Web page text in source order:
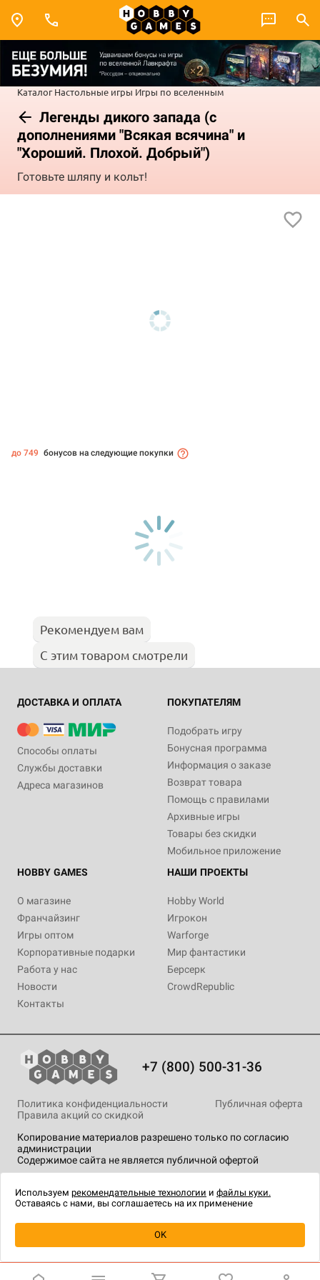
Каталог Настольные игры Игры по вселенным
Легенды дикого запада (с
дополнениями "Всякая всячина" и
"Хороший. Плохой. Добрый")
Готовьте шляпу и кольт!
Уведомить о наличии
до 749 бонусов на следующие покупки
Рекомендуем вам
С этим товаром смотрели
ДОСТАВКА И ОПЛАТА
Способы оплаты
Службы доставки
Адреса магазинов
ПОКУПАТЕЛЯМ
Подобрать игру
Бонусная программа
Информация о заказе
Возврат товара
Помощь с правилами
Архивные игры
Товары без скидки
Мобильное приложение
HOBBY GAMES
О магазине
Франчайзинг
Игры оптом
Корпоративные подарки
Работа у нас
Новости
Контакты
НАШИ ПРОЕКТЫ
Hobby World
Игрокон
Warforge
Мир фантастики
Берсерк
CrowdRepublic
+7 (800) 500-31-36
Копирование материалов разрешено только по согласию
администрации
Содержимое сайта не является публичной офертой
Политика конфиденциальности
Публичная оферта
Правила акций со скидкой
технологии.
Используем рекомендательные технологии и файлы куки.
Оставаясь с нами, вы соглашаетесь на их применение
OK